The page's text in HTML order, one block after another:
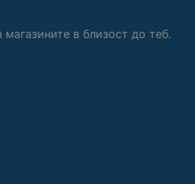
в близост до теб.